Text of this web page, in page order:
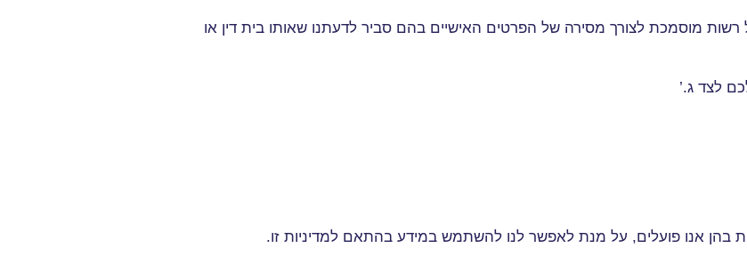
רשות מוסמכת לצורך מסירה של הפרטים האישיים בהם סביר לדעתנו שאותו בית דין או
לצד ג’.
בהן אנו פועלים, על מנת לאפשר לנו להשתמש במידע בהתאם למדיניות זו.